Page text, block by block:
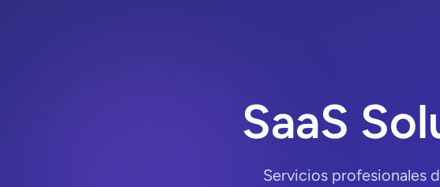
SaaS
Servicios profesionales